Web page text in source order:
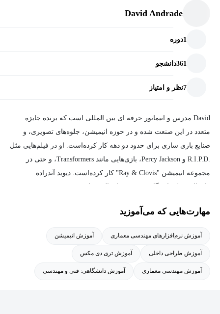
David Andrade
1دوره
361دانشجو
7نظر و امتیاز
David مدرس و انیماتور حرفه ای بین المللی است که برنده جایزه
متعدد در این صنعت شده و در حوزه انیمیشن، جلوه‌های تصویری، و
صنایع بازی سازی برای حدود دو دهه کار کرده‌است. او در فیلم‌هایی مثل
.R.I.P.D و Percy Jackson، بازی‌هایی مانند Transformers، و حتی در
مجموعه انیمیشن "Ray & Clovis" کار کرده‌است. دیوید آندراده
از بسترهای انیماتورها در سراسر جهان برای همکاری در داستانهای عالی
مهارت‌هایی که می‌آموزید
آموزش نرم‌افزارهای مهندسی معماری آموزش انیمیشن
آموزش طراحی داخلی آموزش تری دی مکس
آموزش مهندسی معماری آموزش دانشگاهی: فنی و مهندسی